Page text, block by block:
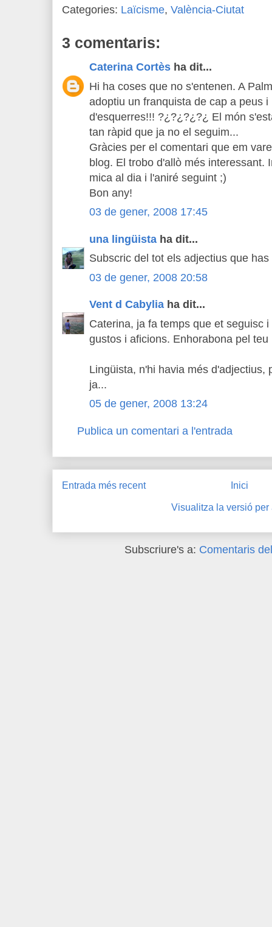
Categories: Laïcisme, València-Ciutat
3 comentaris:
Caterina Cortès ha dit...
Hi ha coses que no s'entenen. A
adoptiu un franquista de cap a peus
d'esquerres!!! ?¿?¿?¿?¿ El món
tan ràpid que ja no el seguim...
Gràcies per el comentari que em
blog. El trobo d'allò més interessant.
mica al dia i l'aniré seguint ;)
Bon any!
03 de gener, 2008 17:45
una lingüista ha dit...
Subscric del tot els adjectius que
03 de gener, 2008 20:58
Vent d Cabylia ha dit...
Caterina, ja fa temps que et seguisc
gustos i aficions. Enhorabona pel teu
Lingüista, n'hi havia més d'adjectius,
ja...
05 de gener, 2008 13:24
Publica un comentari a l'entrada
Entrada més recent Inici
Visualitza la versió per
Subscriure's a: Comentaris